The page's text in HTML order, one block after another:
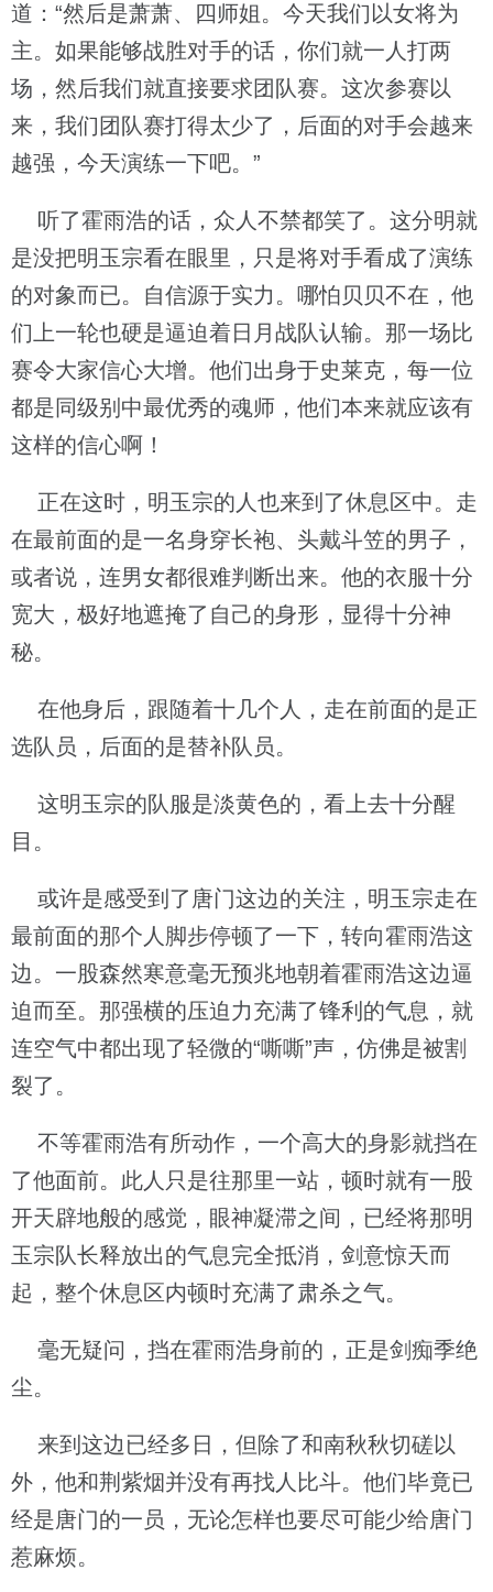
道：“然后是萧萧、四师姐。今天我们以女将为
主。如果能够战胜对手的话，你们就一人打两
场，然后我们就直接要求团队赛。这次参赛以
来，我们团队赛打得太少了，后面的对手会越来
越强，今天演练一下吧。”
听了霍雨浩的话，众人不禁都笑了。这分明就
是没把明玉宗看在眼里，只是将对手看成了演练
的对象而已。自信源于实力。哪怕贝贝不在，他
们上一轮也硬是逼迫着日月战队认输。那一场比
赛令大家信心大增。他们出身于史莱克，每一位
都是同级别中最优秀的魂师，他们本来就应该有
这样的信心啊！
正在这时，明玉宗的人也来到了休息区中。走
在最前面的是一名身穿长袍、头戴斗笠的男子，
或者说，连男女都很难判断出来。他的衣服十分
宽大，极好地遮掩了自己的身形，显得十分神
秘。
在他身后，跟随着十几个人，走在前面的是正
选队员，后面的是替补队员。
这明玉宗的队服是淡黄色的，看上去十分醒
目。
或许是感受到了唐门这边的关注，明玉宗走在
最前面的那个人脚步停顿了一下，转向霍雨浩这
边。一股森然寒意毫无预兆地朝着霍雨浩这边逼
迫而至。那强横的压迫力充满了锋利的气息，就
连空气中都出现了轻微的“嘶嘶”声，仿佛是被割
裂了。
不等霍雨浩有所动作，一个高大的身影就挡在
了他面前。此人只是往那里一站，顿时就有一股
开天辟地般的感觉，眼神凝滞之间，已经将那明
玉宗队长释放出的气息完全抵消，剑意惊天而
起，整个休息区内顿时充满了肃杀之气。
毫无疑问，挡在霍雨浩身前的，正是剑痴季绝
尘。
来到这边已经多日，但除了和南秋秋切磋以
外，他和荆紫烟并没有再找人比斗。他们毕竟已
经是唐门的一员，无论怎样也要尽可能少给唐门
惹麻烦。